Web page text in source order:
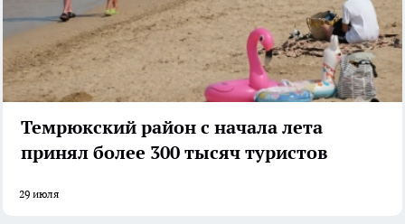
Темрюкский район с начала лета
принял более 300 тысяч туристов
29 июля